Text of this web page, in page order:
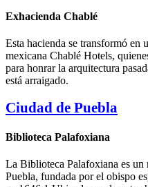
Exhacienda Chablé
Esta hacienda se transformó en
mexicana Chablé Hotels,
para honrar la arquitectura
está arraigado.
Ciudad de Puebla
Biblioteca Palafoxiana
La Biblioteca Palafoxiana es
Puebla, fundada por el obispo